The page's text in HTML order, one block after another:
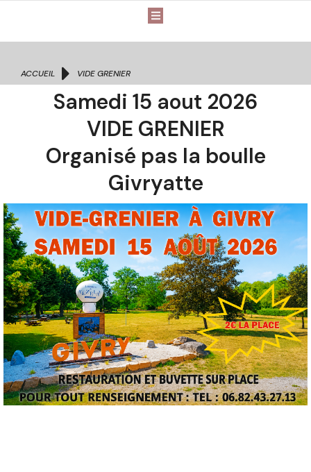
Vous êtes ici :
ACCUEIL VIDE GRENIER
Samedi 15 aout 2026
VIDE GRENIER
Organisé pas la boulle
Givryatte